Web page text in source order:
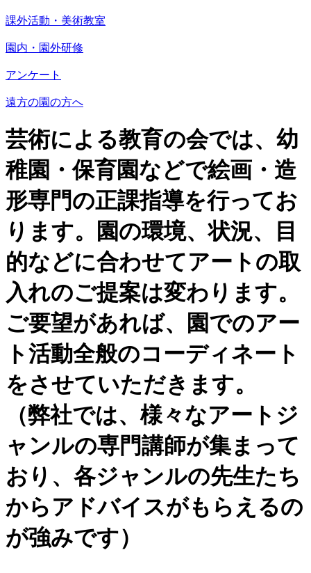
課外活動・美術教室
園内・園外研修
アンケート
遠方の園の方へ
芸術による教育の会では、幼
稚園・保育園などで絵画・造
形専門の正課指導を行ってお
ります。園の環境、状況、目
的などに合わせてアートの取
入れのご提案は変わります。
ご要望があれば、園でのアー
ト活動全般のコーディネート
をさせていただきます。
（弊社では、様々なアートジ
ャンルの専門講師が集まって
おり、各ジャンルの先生たち
からアドバイスがもらえるの
が強みです）